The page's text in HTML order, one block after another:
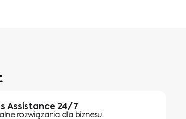
Assistance 24/7
rozwiązania dla biznesu